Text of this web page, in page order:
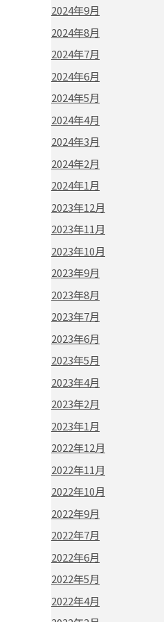
2024年9月
2024年8月
2024年7月
2024年6月
2024年5月
2024年4月
2024年3月
2024年2月
2024年1月
2023年12月
2023年11月
2023年10月
2023年9月
2023年8月
2023年7月
2023年6月
2023年5月
2023年4月
2023年2月
2023年1月
2022年12月
2022年11月
2022年10月
2022年9月
2022年7月
2022年6月
2022年5月
2022年4月